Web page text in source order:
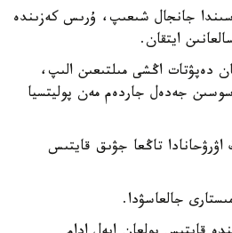
جانجال شىعىپ، ۇرىس كەزىندە
ايتقان.
دەپۋتات اڭشى مىلتىعىن الىپ،
جەدەل جاردەم مەن پوليتسيا
اۋرۋحانادا تاڭعا جۋىق قايتىس
جالعاسۋدا.